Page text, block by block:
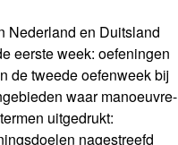
Nederland en Duitsland
eerste week: oefeningen
de tweede oefenweek bij
waar manoeuvre-
uitgedrukt:
nagestreefd